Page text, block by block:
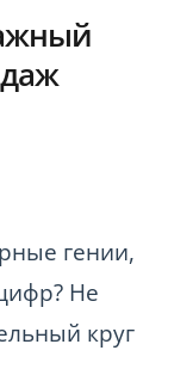
гении,
Не
круг